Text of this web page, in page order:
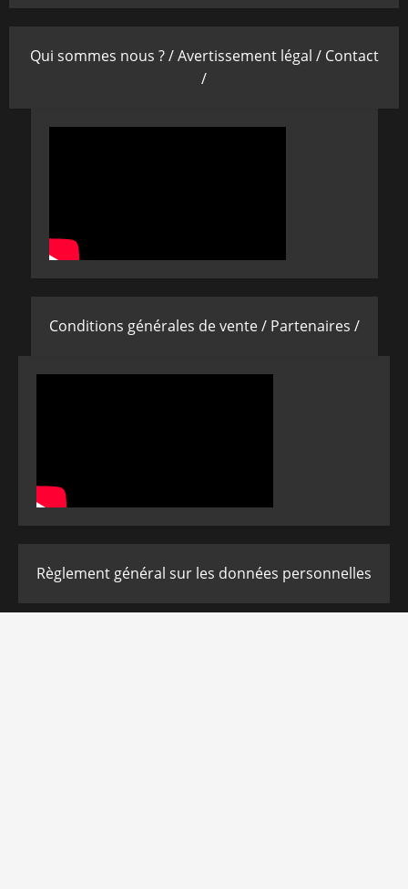
Qui sommes nous ? /Avertissement légal / Contact
/
Conditions générales de vente / Partenaires /
Règlement général sur les données personnelles